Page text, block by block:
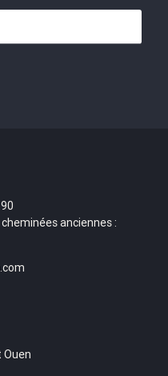
anciennes :
Ouen